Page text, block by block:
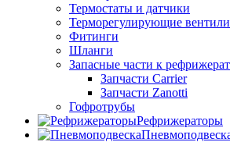
Термостаты и датчики
Терморегулирующие вентили
Фитинги
Шланги
Запасные части к
Запчасти Carrier
Запчасти Zanotti
Гофротрубы
Рефрижераторы